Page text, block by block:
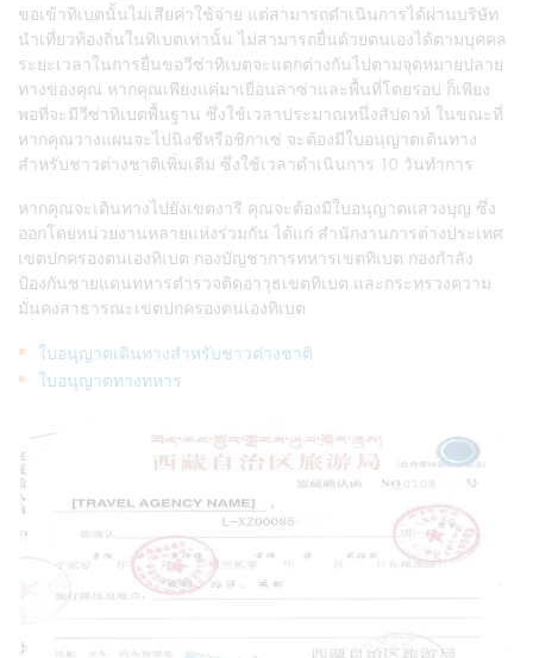
ขอเข้าทิเบตนั้นไม่เสียค่าใช้จ่าย แต่สามารถดำเนินการได้ผ่านบริษัท
นำเที่ยวท้องถิ่นในทิเบตเท่านั้น ไม่สามารถยื่นด้วยตนเองได้ตามบุคคล
ระยะเวลาในการยื่นขอวีซ่าทิเบตจะแตกต่างกันไปตามจุดหมายปลาย
ทางของคุณ หากคุณเพียงแค่มาเยือนลาซ่าและพื้นที่โดยรอบ ก็เพียง
พอที่จะมีวีซ่าทิเบตพื้นฐาน ซึ่งใช้เวลาประมาณหนึ่งสัปดาห์ ในขณะที่
หากคุณวางแผนจะไปนิงชีหรือชิกาเซ่ จะต้องมีใบอนุญาตเดินทาง
สำหรับชาวต่างชาติเพิ่มเติม ซึ่งใช้เวลาดำเนินการ 10 วันทำการ
หากคุณจะเดินทางไปยังเขตงารี คุณจะต้องมีใบอนุญาตแสวงบุญ ซึ่ง
ออกโดยหน่วยงานหลายแห่งร่วมกัน ได้แก่ สำนักงานการต่างประเทศ
เขตปกครองตนเองทิเบต กองบัญชาการทหารเขตทิเบต กองกำลัง
ป้องกันชายแดนทหารตำรวจติดอาวุธเขตทิเบต และกระทรวงความ
มั่นคงสาธารณะเขตปกครองตนเองทิเบต
ใบอนุญาตเดินทางสำหรับชาวต่างชาติ
ใบอนุญาตทางทหาร